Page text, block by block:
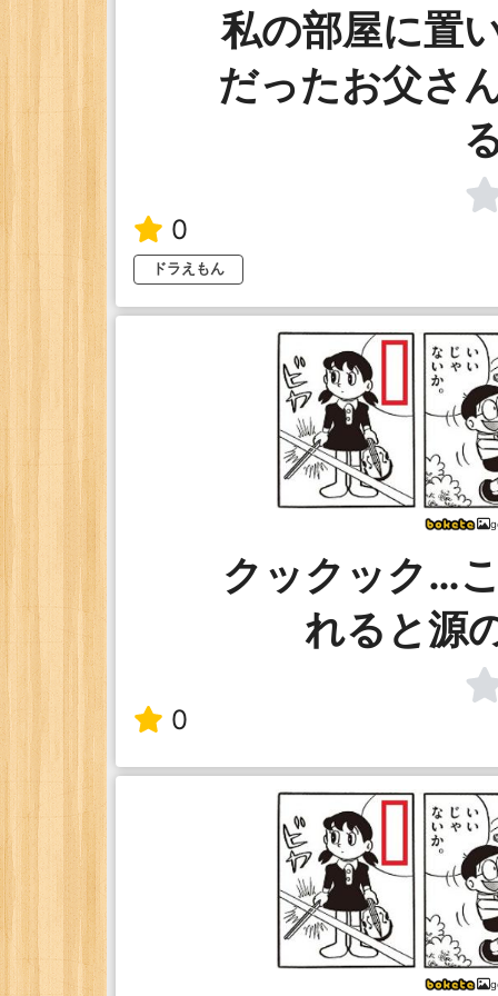
私の部屋に置
だったお父さ
0
ドラえもん
クックック…
れると源
0